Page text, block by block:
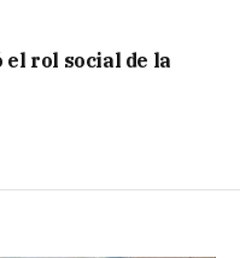
el rol social de la